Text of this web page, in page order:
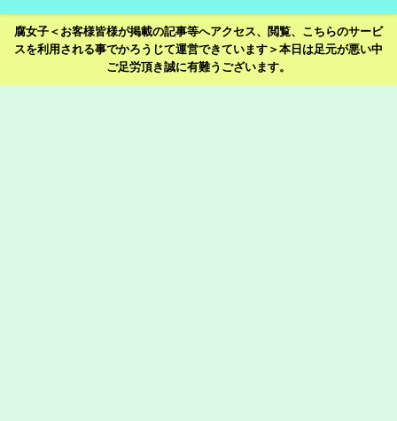
腐女子＜お客様皆様が掲載の記事等へアクセス、閲覧、こちらのサービ
スを利用される事でかろうじて運営できています＞本日は足元が悪い中
ご足労頂き誠に有難うございます。